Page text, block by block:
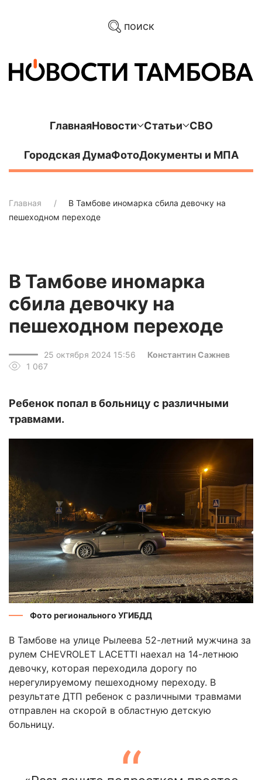
поиск
ГлавнаяНовости Статьи СВО
Городская ДумаФотоДокументы и МПА
Главная
В Тамбове иномарка сбила девочку на
пешеходном переходе
В Тамбове иномарка
сбила девочку на
пешеходном переходе
25 октября 2024 15:56
Константин Сажнев
1 067
Ребенок попал в больницу с различными
травмами.
Фото регионального УГИБДД
В Тамбове на улице Рылеева 52-летний мужчина за
рулем CHEVROLET LACETTI наехал на 14-летнюю
девочку, которая переходила дорогу по
нерегулируемому пешеходному переходу. В
результате ДТП ребенок с различными травмами
отправлен на скорой в областную детскую
больницу.